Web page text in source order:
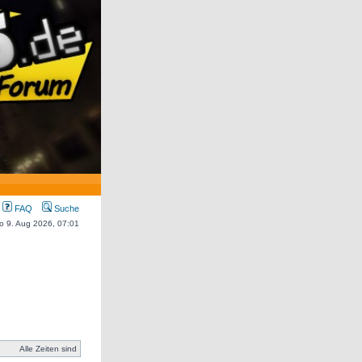
FAQ Suche
9. Aug 2026, 07:01
Alle Zeiten sind